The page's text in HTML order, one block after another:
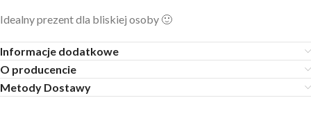
Idealny prezent dla bliskiej osoby 🙂
Informacje dodatkowe
O producencie
Metody Dostawy